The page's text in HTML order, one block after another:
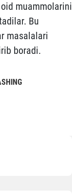
muammolarini
Bu
masalalari
boradi.